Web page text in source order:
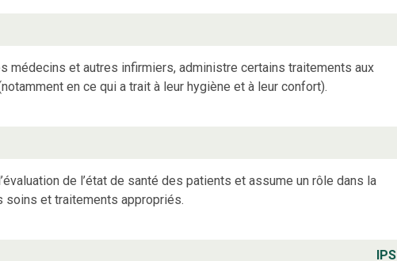
médecins et autres infirmiers, administre certains traitements aux
en ce qui a trait à leur hygiène et à leur confort).
de l’état de santé des patients et assume un rôle dans la
et traitements appropriés.
IPS